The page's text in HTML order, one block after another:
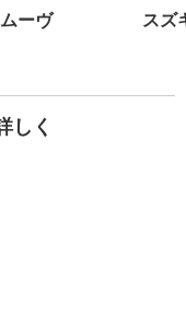
ーヴ スズ
しく